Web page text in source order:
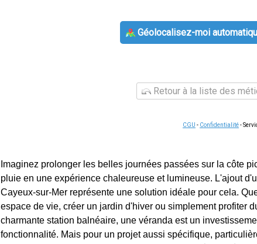
Géolocalisez-moi
Retour à la liste des
CGU - Confidentialité-
Imaginez prolonger les belles journées passées sur la côte
pluie en une expérience chaleureuse et lumineuse. L'ajout
Cayeux-sur-Mer représente une solution idéale pour cela.
espace de vie, créer un jardin d'hiver ou simplement profiter
charmante station balnéaire, une véranda est un
fonctionnalité. Mais pour un projet aussi spécifique,